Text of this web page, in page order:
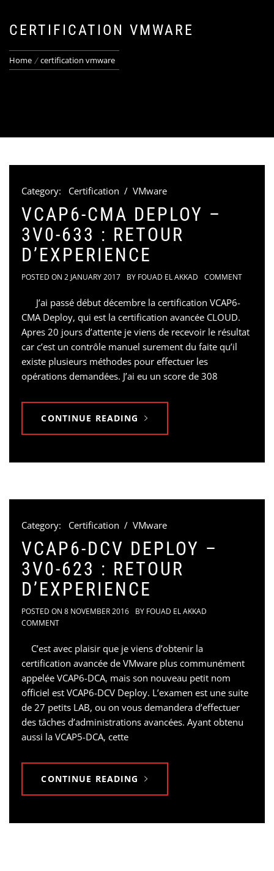
CERTIFICATION VMWARE
Home certification vmware
Category: Certification / VMware
VCAP6-CMA DEPLOY –
3V0-633 : RETOUR
D’EXPERIENCE
POSTED ON 2 JANUARY 2017 BY FOUAD EL AKKAD COMMENT
J’ai passé début décembre la certification VCAP6-
CMA Deploy, qui est la certification avancée CLOUD.
Apres 20 jours d’attente je viens de recevoir le résultat
car c’est un contrôle manuel surement du faite qu’il
existe plusieurs méthodes pour effectuer les
opérations demandées. J’ai eu un score de 308
CONTINUE READING
Category: Certification / VMware
VCAP6-DCV DEPLOY –
3V0-623 : RETOUR
D’EXPERIENCE
POSTED ON 8 NOVEMBER 2016 BY FOUAD EL AKKAD
COMMENT
C’est avec plaisir que je viens d’obtenir la
certification avancée de VMware plus communément
appelée VCAP6-DCA, mais son nouveau petit nom
officiel est VCAP6-DCV Deploy. L’examen est une suite
de 27 petits LAB, ou on vous demandera d’effectuer
des tâches d’administrations avancées. Ayant obtenu
aussi la VCAP5-DCA, cette
CONTINUE READING